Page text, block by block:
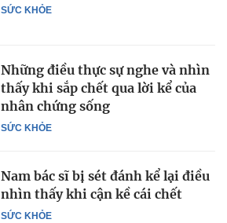
SỨC KHỎE
SỨC KHỎE
Những điều thực sự nghe và nhìn
thấy khi sắp chết qua lời kể của
nhân chứng sống
SỨC KHỎE
Nam bác sĩ bị sét đánh kể lại điều
nhìn thấy khi cận kề cái chết